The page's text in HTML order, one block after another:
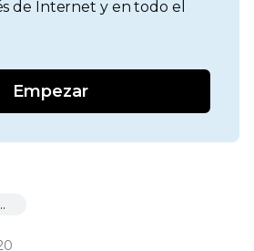
de Internet y en todo el
Empezar
el lanzamiento